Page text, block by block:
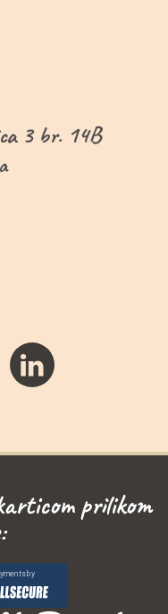
3 br. 14B
prilikom